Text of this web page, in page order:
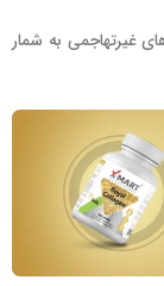
غیرتهاجمی به شمار